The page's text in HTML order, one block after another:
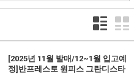
[2025년 11월 발매/12~1월 입고예
정]반프레스토 원피스 그란디스타